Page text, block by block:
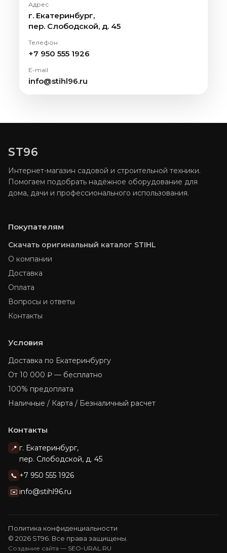
Адрес
г. Екатеринбург,
пер. Слободской, д. 45
Телефон
+7 950 555 1926
E-mail
info@stihl96.ru
ST96
Интернет-магазин садовой и строительной техники.
Помогаем подобрать надёжное оборудование для
дома, дачи и профессионального использования.
Покупателям
Скачать оригинальный каталог STIHL
О компании
Доставка
Оплата
Вопросы и ответы
Контакты
Условия
Доставка по Екатеринбургу
От 10 000 ₽ — бесплатно
100% предоплата
Наличные / Карта / Безналичный расчет
Контакты
📍 г. Екатеринбург,
пер. Слободской, д. 45
📞 +7 950 555 1926
✉️ info@stihl96.ru
Политика конфиденциальности
© 2026 ST96. Все права защищены.
Создание сайта — SEO-URAL.RU